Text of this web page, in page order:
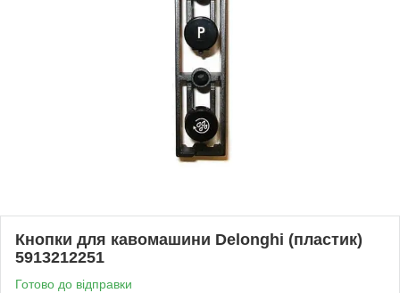
Кнопки для кавомашини Delonghi (пластик)
5913212251
Готово до відправки